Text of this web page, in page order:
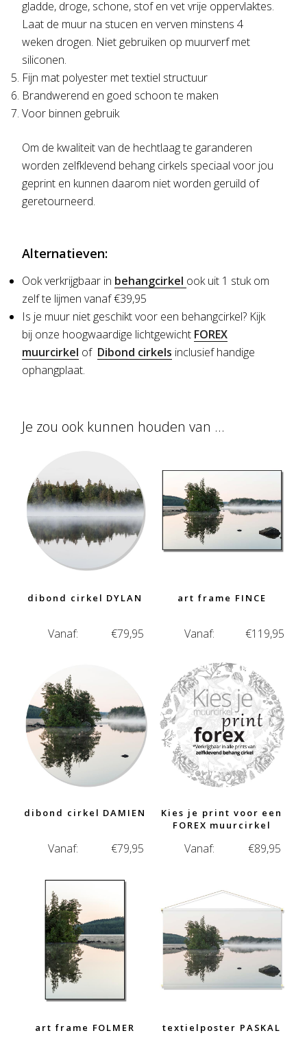
gladde, droge, schone, stof en vet vrije oppervlaktes.
Laat de muur na stucen en verven minstens 4
weken drogen. Niet gebruiken op muurverf met
siliconen.
Fijn mat polyester met textiel structuur
Brandwerend en goed schoon te maken
Voor binnen gebruik
Om de kwaliteit van de hechtlaag te garanderen
worden zelfklevend behang cirkels speciaal voor jou
geprint en kunnen daarom niet worden geruild of
geretourneerd.
Alternatieven:
Ook verkrijgbaar in behangcirkel ook uit 1 stuk om
zelf te lijmen vanaf €39,95
Is je muur niet geschikt voor een behangcirkel? Kijk
bij onze hoogwaardige lichtgewicht FOREX
muurcirkel of Dibond cirkels inclusief handige
ophangplaat.
Je zou ook kunnen houden van …
dibond cirkel DYLAN
Vanaf: €79,95
art frame FINCE
Vanaf: €119,95
dibond cirkel DAMIEN
Vanaf: €79,95
Kies je print voor een
FOREX muurcirkel
Vanaf: €89,95
art frame FOLMER textielposter PASKAL